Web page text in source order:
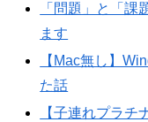
「問題」と「課
ます
【Mac無し】
た話
【子連れプラチ